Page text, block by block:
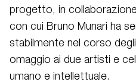
progetto, in
con cui Bruno Munari ha
stabilmente nel corso
omaggio ai due artisti e
umano e intellettuale.